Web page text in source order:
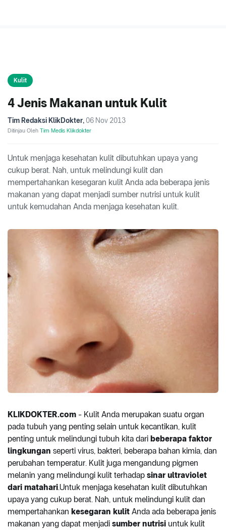
Kulit
4 Jenis Makanan untuk Kulit
Tim Redaksi KlikDokter, 06 Nov 2013
Ditinjau Oleh Tim Medis Klikdokter
Untuk menjaga kesehatan kulit dibutuhkan upaya yang
cukup berat. Nah, untuk melindungi kulit dan
mempertahankan kesegaran kulit Anda ada beberapa jenis
makanan yang dapat menjadi sumber nutrisi untuk kulit
untuk kemudahan Anda menjaga kesehatan kulit.
KLIKDOKTER.com - Kulit Anda merupakan suatu organ
pada tubuh yang penting selain untuk kecantikan, kulit
penting untuk melindungi tubuh kita dari beberapa faktor
lingkungan seperti virus, bakteri, beberapa bahan kimia, dan
perubahan temperatur. Kulit juga mengandung pigmen
melanin yang melindungi kulit terhadap sinar ultraviolet
dari matahari.Untuk menjaga kesehatan kulit dibutuhkan
upaya yang cukup berat. Nah, untuk melindungi kulit dan
mempertahankan kesegaran kulit Anda ada beberapa jenis
makanan yang dapat menjadi sumber nutrisi untuk kulit